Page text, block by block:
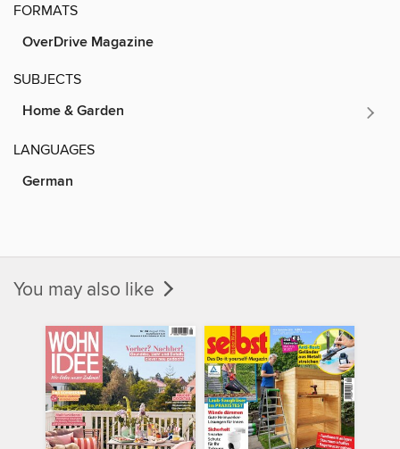
FORMATS
OverDrive Magazine
SUBJECTS
Home & Garden
LANGUAGES
German
You may also like